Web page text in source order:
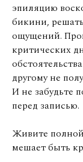
эпиляцию
бикини,
ощущений.
критических
другому не
И не забудьте
перед записью.
Живите
мешает быть